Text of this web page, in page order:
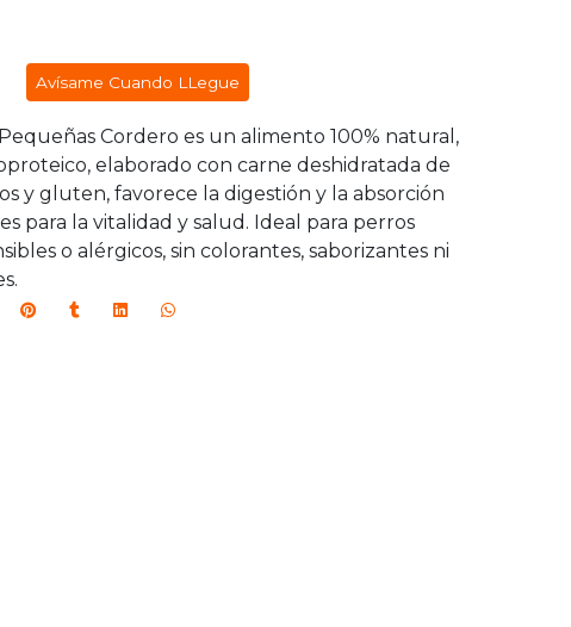
Avísame Cuando LLegue
Cordero es un alimento 100% natural,
elaborado con carne deshidratada de
y gluten, favorece la digestión y la absorción
para la vitalidad y salud. Ideal para perros
o alérgicos, sin colorantes, saborizantes ni